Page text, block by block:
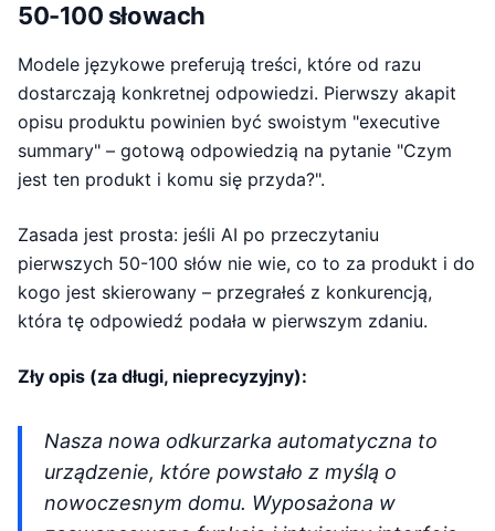
50-100 słowach
Modele językowe preferują treści, które od razu
dostarczają konkretnej odpowiedzi. Pierwszy akapit
opisu produktu powinien być swoistym "executive
summary" – gotową odpowiedzią na pytanie "Czym
jest ten produkt i komu się przyda?".
Zasada jest prosta: jeśli AI po przeczytaniu
pierwszych 50-100 słów nie wie, co to za produkt i do
kogo jest skierowany – przegrałeś z konkurencją,
która tę odpowiedź podała w pierwszym zdaniu.
Zły opis (za długi, nieprecyzyjny):
Nasza nowa odkurzarka automatyczna to
urządzenie, które powstało z myślą o
nowoczesnym domu. Wyposażona w